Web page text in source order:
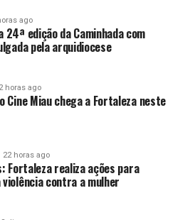
ago
24ª edição da Caminhada com
pela arquidiocese
horas ago
Cine Miau chega a Fortaleza neste
22 horas ago
Fortaleza realiza ações para
contra a mulher